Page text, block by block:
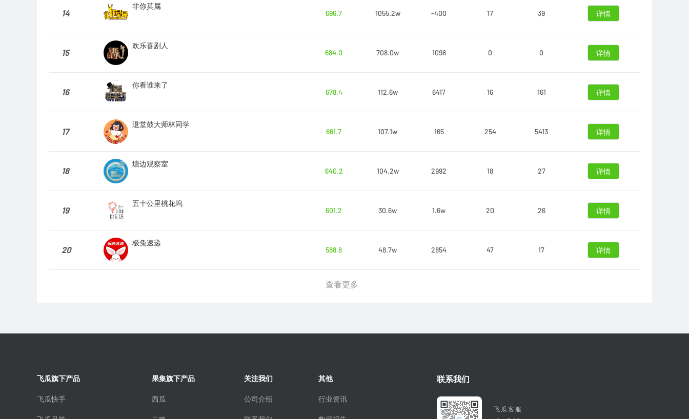
14
非你莫属
696.7
1055.2w -400 17 39 详情
15
欢乐喜剧人
684.0
708.0w 1098 0 0 详情
16
你看谁来了
678.4
112.6w 6417 16 161 详情
17
退堂鼓大师林同学
661.7
107.1w 165 254 5413 详情
18
塘边观察室
640.2
104.2w 2992 18 27 详情
19
五十公里桃花坞
601.2
30.6w 1.6w 20 26 详情
20
极兔速递
588.8
48.7w 2854 47 17 详情
查看更多
飞瓜旗下产品
飞瓜快手
果集旗下产品
西瓜
关注我们
公司介绍
其他
行业资讯
联系我们
飞瓜客服